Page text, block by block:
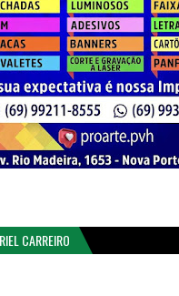
CARREIRO